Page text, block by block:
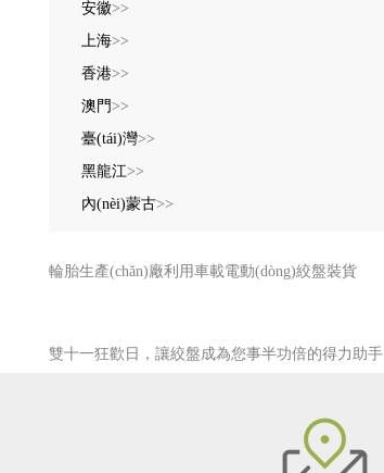
安徽>>
上海>>
香港>>
澳門>>
臺(tái)灣>>
黑龍江>>
內(nèi)蒙古>>
輪胎生產(chǎn)廠利用車載電動(dòng)絞盤裝貨
雙十一狂歡日，讓絞盤成為您事半功倍的得力助手